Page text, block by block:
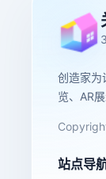
创造家为
览、AR
站点导